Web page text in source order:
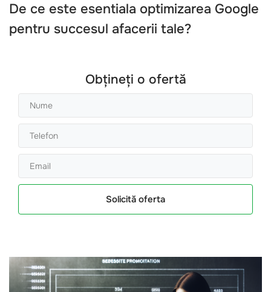
De ce este esentiala optimizarea Google
pentru succesul afacerii tale?
Obțineți o ofertă
Solicită oferta